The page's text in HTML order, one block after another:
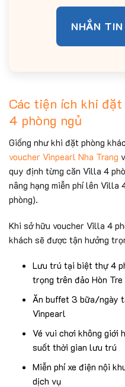
NHẮN
Các tiện ích khi
4 phòng ngủ
Giống như khi đặt phòng
voucher Vinpearl Nha Trang
quy định từng căn Villa 4
nâng hạng miễn phí lên Villa
phòng).
Khi sở hữu voucher Villa 4
khách sẽ được tận hưởng
Lưu trú tại biệt thự 4
trọng trên đảo Hòn Tre
Ăn buffet 3 bữa/ngày
Vinpearl
Vé vui chơi không giới
suốt thời gian lưu trú
Miễn phí xe điện nội
dịch vụ